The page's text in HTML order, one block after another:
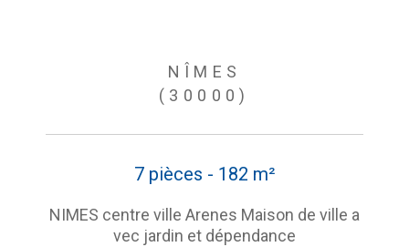
NÎMES
(30000)
7 pièces - 182 m²
NIMES centre ville Arenes Maison de ville a
vec jardin et dépendance